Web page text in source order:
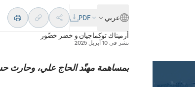
عربي
PDF
أرميناك توكماجيان و خضر خضّور
نشر في 10 أبريل 2025
بمساهمة مهنّد الحاج علي،